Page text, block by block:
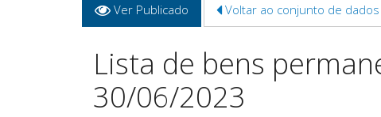
primárias
Ver Publicado
ativa)
Voltar ao conjunto de dados
Lista de bens
30/06/2023